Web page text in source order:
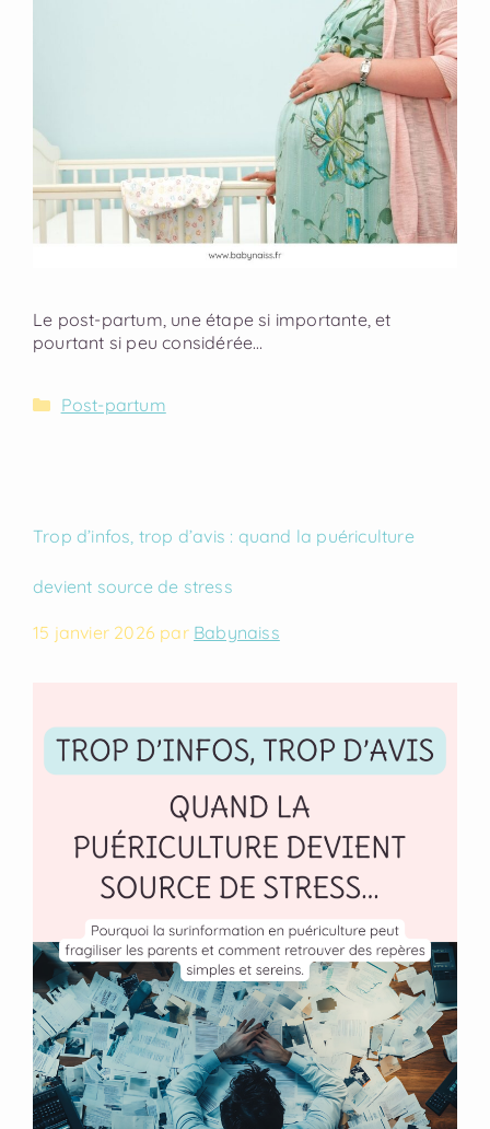
Le post-partum, une étape si importante, et
pourtant si peu considérée…
Post-partum
Trop d’infos, trop d’avis : quand la puériculture
devient source de stress
15 janvier 2026 par Babynaiss